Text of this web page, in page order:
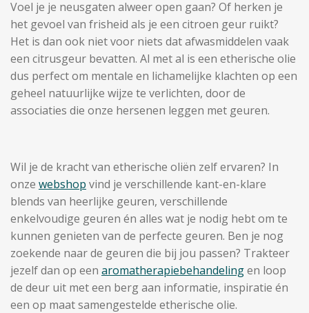
Voel je je neusgaten alweer open gaan? Of herken je
het gevoel van frisheid als je een citroen geur ruikt?
Het is dan ook niet voor niets dat afwasmiddelen vaak
een citrusgeur bevatten. Al met al is een etherische olie
dus perfect om mentale en lichamelijke klachten op een
geheel natuurlijke wijze te verlichten, door de
associaties die onze hersenen leggen met geuren.
Wil je de kracht van etherische oliën zelf ervaren? In
onze webshop vind je verschillende kant-en-klare
blends van heerlijke geuren, verschillende
enkelvoudige geuren én alles wat je nodig hebt om te
kunnen genieten van de perfecte geuren. Ben je nog
zoekende naar de geuren die bij jou passen? Trakteer
jezelf dan op een aromatherapiebehandelingen loop
de deur uit met een berg aan informatie, inspiratie én
een op maat samengestelde etherische olie.